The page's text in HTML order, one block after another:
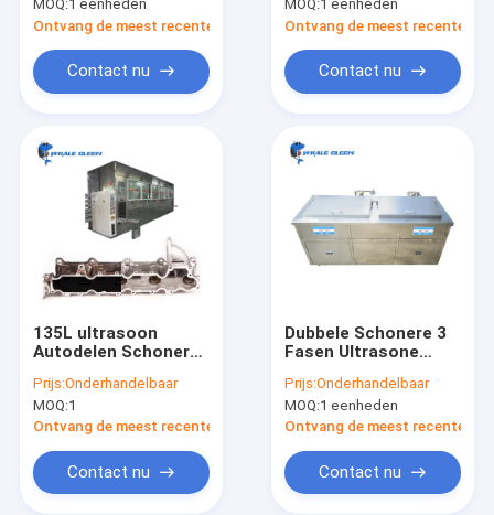
MOQ:1 eenheden
Ontvang de meest recente Prijs
Contact nu
voor Motor van een
autodelen
MOQ:1 eenheden
Ontvang de meest recente
Contact nu
135L ultrasoon
Autodelen Schoner
staal voor
Motoronderdelen
Prijs:Onderhandelbaar
MOQ:1
Ontvang de meest recente Prijs
Contact nu
Dubbele Schonere 3
Fasen Ultrasone
Machine van Tank
Ultrasone
Automobieldelen
Prijs:Onderhandelbaar
MOQ:1 eenheden
Ontvang de meest recente
Contact nu